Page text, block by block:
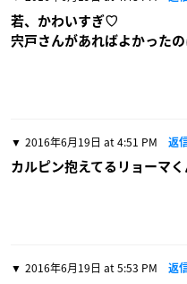
若、かわいすぎ♡
宍戸さんがあればよかった
2016年6月19日 at 4:51 PM 返
カルピン抱えてるリョーマ
2016年6月19日 at 5:53 PM 返